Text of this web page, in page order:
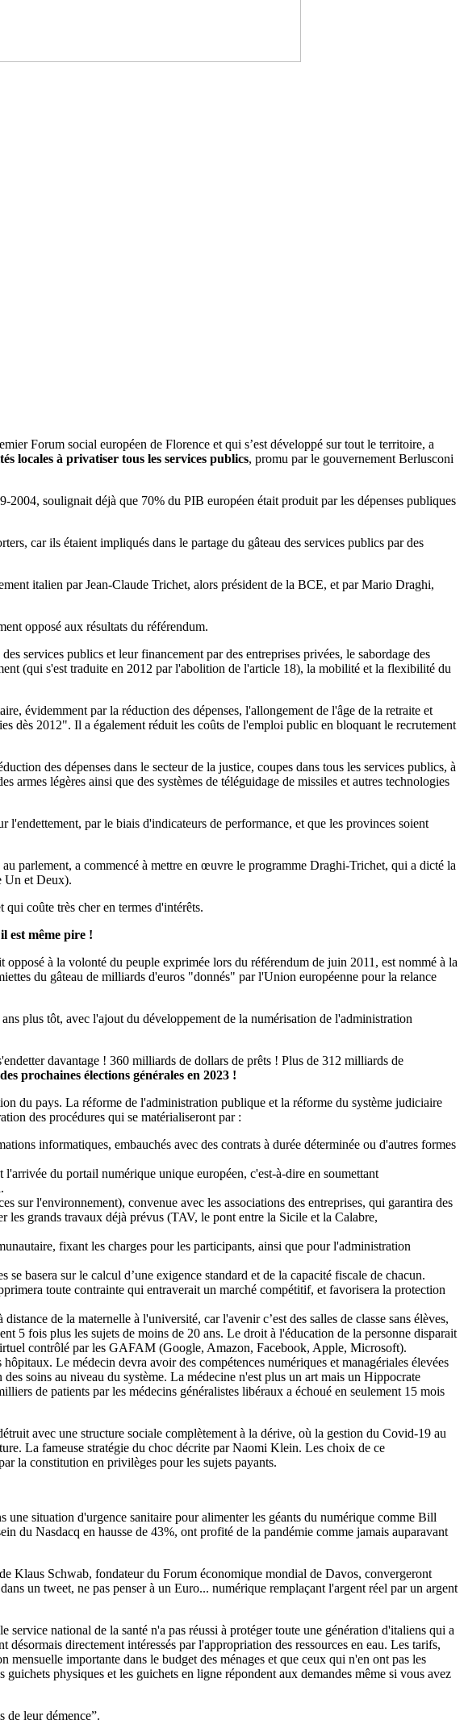
Forum social européen de Florence et qui s’est développé sur tout le territoire, a
locales à privatiser tous les services publics, promu par le gouvernement Berlusconi
soulignait déjà que 70% du PIB européen était produit par les dépenses publiques
car ils étaient impliqués dans le partage du gâteau des services publics par des
italien par Jean-Claude Trichet, alors président de la BCE, et par Mario Draghi,
opposé aux résultats du référendum.
services publics et leur financement par des entreprises privées, le sabordage des
(qui s'est traduite en 2012 par l'abolition de l'article 18), la mobilité et la flexibilité du
évidemment par la réduction des dépenses, l'allongement de l'âge de la retraite et
dès 2012". Il a également réduit les coûts de l'emploi public en bloquant le recrutement
des dépenses dans le secteur de la justice, coupes dans tous les services publics, à
légères ainsi que des systèmes de téléguidage de missiles et autres technologies
par le biais d'indicateurs de performance, et que les provinces soient
parlement, a commencé à mettre en œuvre le programme Draghi-Trichet, qui a dicté la
Un et Deux).
coûte très cher en termes d'intérêts.
est même pire !
à la volonté du peuple exprimée lors du référendum de juin 2011, est nommé à la
du gâteau de milliards d'euros "donnés" par l'Union européenne pour la relance
plus tôt, avec l'ajout du développement de la numérisation de l'administration
davantage ! 360 milliards de dollars de prêts ! Plus de 312 milliards de
prochaines élections générales en 2023 !
du pays. La réforme de l'administration publique et la réforme du système judiciaire
des procédures qui se matérialiseront par :
informatiques, embauchés avec des contrats à durée déterminée ou d'autres formes
du portail numérique unique européen, c'est-à-dire en soumettant
sur l'environnement), convenue avec les associations des entreprises, qui garantira des
grands travaux déjà prévus (TAV, le pont entre la Sicile et la Calabre,
fixant les charges pour les participants, ainsi que pour l'administration
basera sur le calcul d’une exigence standard et de la capacité fiscale de chacun.
toute contrainte qui entraverait un marché compétitif, et favorisera la protection
de la maternelle à l'université, car l'avenir c’est des salles de classe sans élèves,
5 fois plus les sujets de moins de 20 ans. Le droit à l'éducation de la personne disparait
contrôlé par les GAFAM (Google, Amazon, Facebook, Apple, Microsoft).
Le médecin devra avoir des compétences numériques et managériales élevées
soins au niveau du système. La médecine n'est plus un art mais un Hippocrate
de patients par les médecins généralistes libéraux a échoué en seulement 15 mois
avec une structure sociale complètement à la dérive, où la gestion du Covid-19 au
La fameuse stratégie du choc décrite par Naomi Klein. Les choix de ce
la constitution en privilèges pour les sujets payants.
situation d'urgence sanitaire pour alimenter les géants du numérique comme Bill
du Nasdacq en hausse de 43%, ont profité de la pandémie comme jamais auparavant
Klaus Schwab, fondateur du Forum économique mondial de Davos, convergeront
un tweet, ne pas penser à un Euro... numérique remplaçant l'argent réel par un argent
national de la santé n'a pas réussi à protéger toute une génération d'italiens qui a
directement intéressés par l'appropriation des ressources en eau. Les tarifs,
importante dans le budget des ménages et que ceux qui n'en ont pas les
physiques et les guichets en ligne répondent aux demandes même si vous avez
de leur démence”.